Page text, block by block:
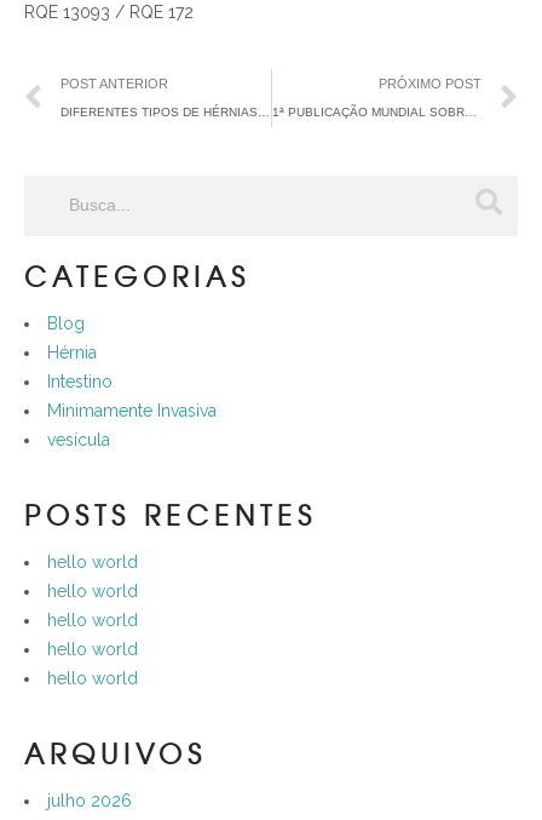
RQE 13093 / RQE 172
POST ANTERIOR PRÓXIMO POST
1ª PUBLICAÇÃO MUNDIAL SOBRE A TÉCNICA DA CORREÇÃO DE DIÁSTASE MINIMAMENTE INVASIVA
CATEGORIAS
Blog
Hérnia
Intestino
Minimamente Invasiva
vesícula
POSTS RECENTES
hello world
hello world
hello world
hello world
hello world
ARQUIVOS
julho 2026